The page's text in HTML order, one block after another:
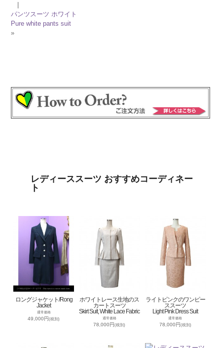
パンツスーツ ホワイト
Pure white pants suit
»
レディーススーツ おすすめコーディネー
ト
ロングジャケット/Rong
Jacket
通常価格
49,000円(税別)
ホワイトレース生地のス
カートスーツ
Skirt Suit, White Lace Fabric
通常価格
78,000円(税別)
ライトピンクのワンピー
ススーツ
Light Pink Dress Suit
通常価格
78,000円(税別)